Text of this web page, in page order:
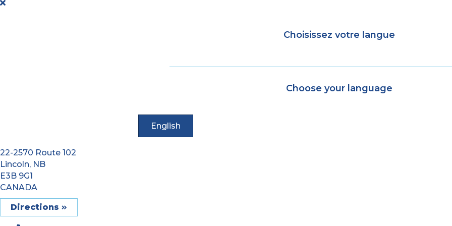
Choisissez votre langue
Choose your language
English
22-2570 Route 102
Lincoln, NB
E3B 9G1
CANADA
Directions